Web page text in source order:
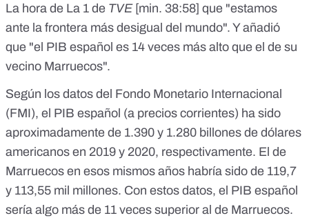
La hora de La 1 de TVE [min. 38:58] que "estamos
ante la frontera más desigual del mundo". Y añadió
que "el PIB español es 14 veces más alto que el de su
vecino Marruecos".
Según los datos del Fondo Monetario Internacional
(FMI), el PIB español (a precios corrientes) ha sido
aproximadamente de 1.390 y 1.280 billones de dólares
americanos en 2019 y 2020, respectivamente. El de
Marruecos en esos mismos años habría sido de 119,7
y 113,55 mil millones. Con estos datos, el PIB español
sería algo más de 11 veces superior al de Marruecos.